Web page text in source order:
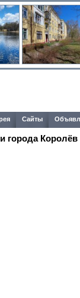
Сайты
города Королёв